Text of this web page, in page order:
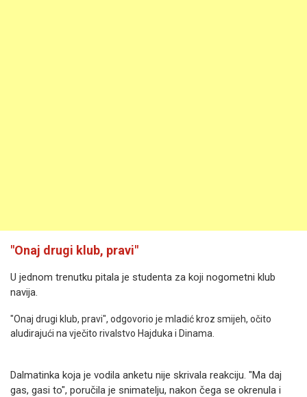
"Onaj drugi klub, pravi"
U jednom trenutku pitala je studenta za koji nogometni klub
navija.
"Onaj drugi klub, pravi", odgovorio je mladić kroz smijeh, očito
aludirajući na vječito rivalstvo Hajduka i Dinama.
Dalmatinka koja je vodila anketu nije skrivala reakciju. "Ma daj
gas, gasi to", poručila je snimatelju, nakon čega se okrenula i